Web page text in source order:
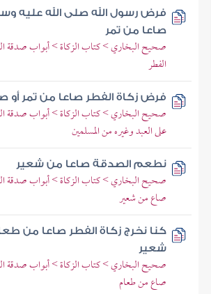
فرض رسول الله صلى الله عليه
صاعا من تمر
صحيح البخاري > كتاب الزكاة > أبواب
الفطر
فرض زكاة الفطر صاعا من تمر أو
صحيح البخاري > كتاب الزكاة > أبواب صدقة
على العبد وغيره من المسلمين
نطعم الصدقة صاعا من شعير
صحيح البخاري > كتاب الزكاة > أبواب صدقة
صاع من شعير
كنا نخرج زكاة الفطر صاعا من
شعير
صحيح البخاري > كتاب الزكاة > أبواب صدقة
صاع من طعام